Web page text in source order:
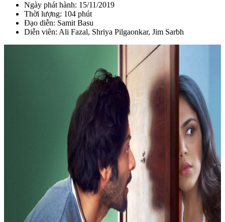
Ngày phát hành: 15/11/2019
Thời lượng: 104 phút
Đạo diễn: Samit Basu
Diễn viên: Ali Fazal, Shriya Pilgaonkar, Jim Sarbh